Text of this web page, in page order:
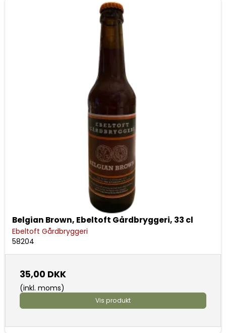
Belgian Brown, Ebeltoft Gårdbryggeri, 33 cl
Ebeltoft Gårdbryggeri
58204
35,00 DKK
(inkl. moms)
Vis produkt